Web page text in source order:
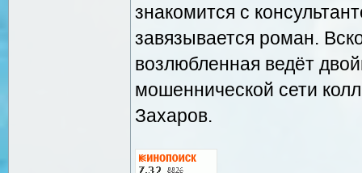
знакомится с
завязывается роман.
возлюбленная ведёт
мошеннической сети
Захаров.